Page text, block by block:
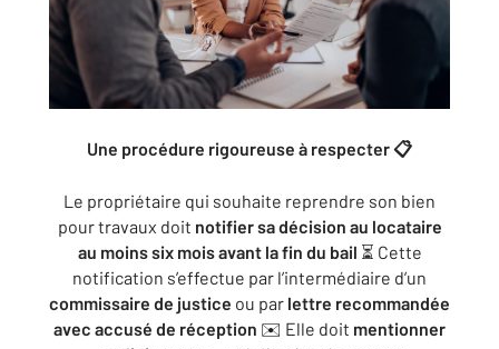
Une procédure rigoureuse à respecter 📋
Le propriétaire qui souhaite reprendre son bien
pour travaux doit notifier sa décision au locataire
au moins six mois avant la fin du bail ⏳ Cette
notification s’effectue par l’intermédiaire d’un
commissaire de justice ou par lettre recommandée
avec accusé de réception ✉️ Elle doit mentionner